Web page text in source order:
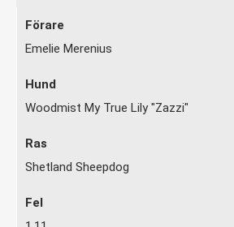
Emelie Merenius
Woodmist My True Lily "Zazzi"
Shetland Sheepdog